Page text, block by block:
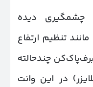
چشمگیری دیده
تنظیم ارتفاع
چندحالته
در این وانت